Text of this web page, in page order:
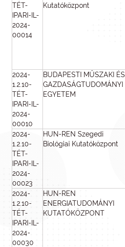
TÉT-
IPARI-IL-
2024-
00014
Kutatóközpont
2024-
1.2.10-
TÉT-
IPARI-IL-
2024-
00010
BUDAPESTI MŰSZAKI ÉS
GAZDASÁGTUDOMÁNYI
EGYETEM
2024-
1.2.10-
TÉT-
IPARI-IL-
2024-
00023
HUN-REN Szegedi
Biológiai Kutatóközpont
2024-
1.2.10-
TÉT-
IPARI-IL-
2024-
00030
HUN-REN
ENERGIATUDOMÁNYI
KUTATÓKÖZPONT